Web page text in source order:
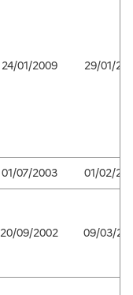
24/01/2009 29/01/
01/07/2003 01/02/
20/09/2002 09/03/